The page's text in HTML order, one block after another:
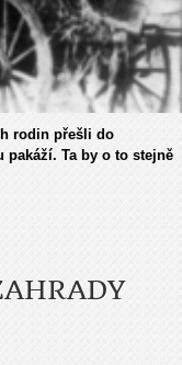
rodin přešli do
pakáží. Ta by o to stejně